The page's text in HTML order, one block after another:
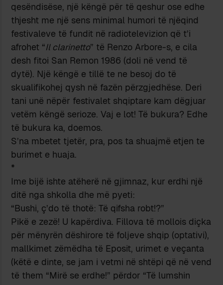
qesëndisëse, një këngë për të qeshur ose edhe
thjesht me një sens minimal humori të njëqind
festivaleve të fundit në radiotelevizion që t’i
afrohet “Il clarinetto” të Renzo Arbore-s, e cila
desh fitoi San Remon 1986 (doli në vend të
dytë). Një këngë e tillë te ne besoj do të
skualifikohej qysh në fazën përzgjedhëse. Deri
tani unë nëpër festivalet shqiptare kam dëgjuar
vetëm këngë serioze. Vaj e lot! Të bukura? Edhe
të bukura ka, doemos.
S’na mbetet tjetër, pra, pos ta shuajmë etjen te
burimet e huaja.
*
Ime bijë ishte atëherë në gjimnaz, kur erdhi një
ditë nga shkolla dhe më pyeti:
“Bushi, ç’do të thotë: Të qifsha robt!?”
Pikë e zezë! U kapërdiva. Fillova të mollois diçka
për mënyrën dëshirore të foljeve shqip (optativi),
mallkimet zëmëdha të Eposit, urimet e veçanta
(këtë e dinte, se jam i vetmi në shtëpi që në vend
të them “Mirë se erdhe!” përdor “Të lumshin